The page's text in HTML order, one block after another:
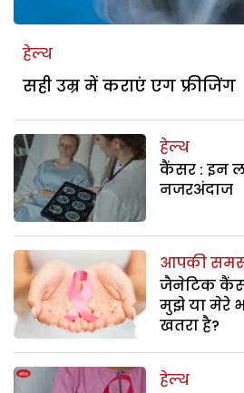
हेल्थ
सही उम्र में कराएं एग फ्रीजिंग
हेल्थ
कैंसर : इन
नजरअंदाज
आपकी
जैनेटिक कैंसर
मुझे या मेरे
खतरा है?
हेल्थ